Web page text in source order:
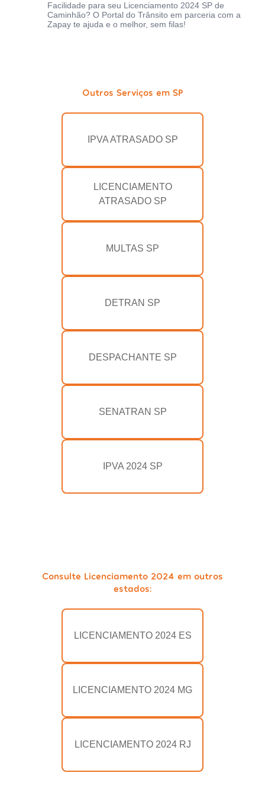
Facilidade para seu Licenciamento 2024 SP de
Caminhão? O Portal do Trânsito em parceria com a
Zapay te ajuda e o melhor, sem filas!
Outros Serviços em SP
IPVA ATRASADO SP
LICENCIAMENTO
ATRASADO SP
MULTAS SP
DETRAN SP
DESPACHANTE SP
SENATRAN SP
IPVA 2024 SP
Consulte Licenciamento 2024 em outros
estados:
LICENCIAMENTO 2024 ES
LICENCIAMENTO 2024 MG
LICENCIAMENTO 2024 RJ